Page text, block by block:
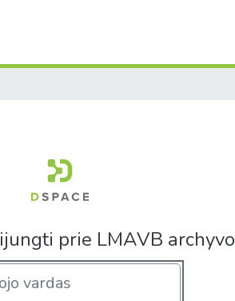
prie LMAVB archyvo